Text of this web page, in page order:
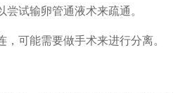
试输卵管通液术来疏通。
可能需要做手术来进行分离。